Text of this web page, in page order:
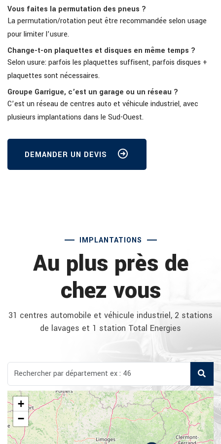
Vous faites la permutation des pneus ?
La permutation/rotation peut être recommandée selon usage
pour limiter l’usure.
Change-t-on plaquettes et disques en même temps ?
Selon usure: parfois les plaquettes suffisent, parfois disques +
plaquettes sont nécessaires.
Groupe Garrigue, c’est un garage ou un réseau ?
C’est un réseau de centres auto et véhicule industriel, avec
plusieurs implantations dans le Sud-Ouest.
DEMANDER UN DEVIS
IMPLANTATIONS
Au plus près de
chez vous
31 centres automobile et véhicule industriel, 2 stations
de lavages et 1 station Total Energies
+
−